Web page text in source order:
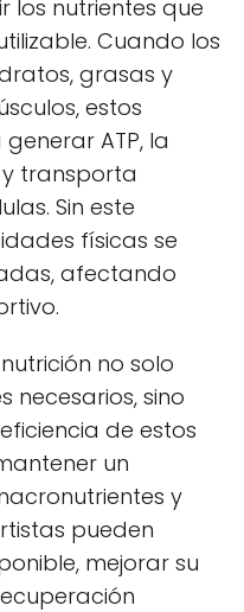
los nutrientes que
Cuando los
grasas y
estos
ATP, la
transporta
Sin este
físicas se
afectando
no solo
necesarios, sino
de estos
un
y
pueden
mejorar su